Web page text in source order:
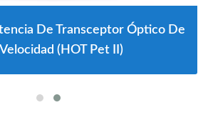
De Transceptor Óptico De
(HOT Pet II)